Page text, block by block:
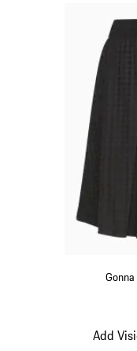
Add
Diapositiva 5 di 20